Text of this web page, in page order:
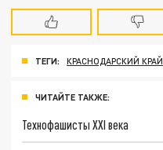
ТЕГИ: КРАСНОДАРСКИЙ КРАЙ
ЧИТАЙТЕ ТАКЖЕ:
Технофашисты XXI века